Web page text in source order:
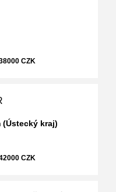
CZK
(Ústecký kraj)
CZK